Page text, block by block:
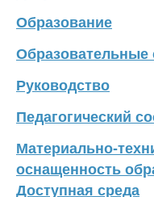
Образование
Образовательные
Руководство
Педагогический
Материально-
оснащенность
Доступная среда